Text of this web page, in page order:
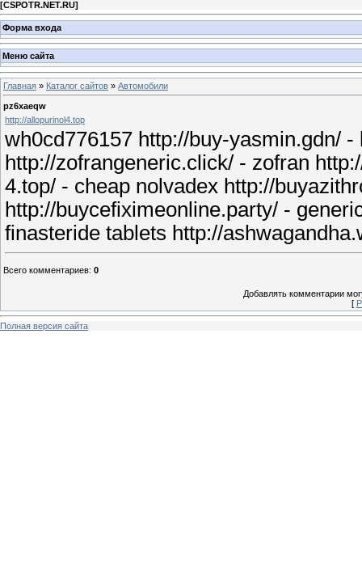
[CSPOTR.NET.RU]
Форма входа
Меню сайта
Главная » Каталог сайтов » Автомобили
pz6xaeqw
http://allopurinol4.top
wh0cd776157 http://buy-yasmin.gdn/
http://zofrangeneric.click/ - zofran
4.top/ - cheap nolvadex http://
http://buycefiximeonline.party/ -
finasteride tablets http://
Всего комментариев: 0
Добавлять комментарии
[
Полная версия сайта